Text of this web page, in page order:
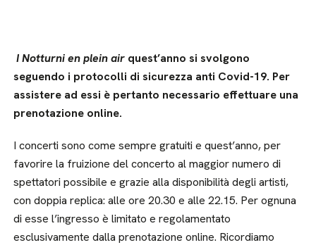
I Notturni en plein air quest’anno si svolgono
seguendo i protocolli di sicurezza anti Covid-19. Per
assistere ad essi è pertanto necessario effettuare una
prenotazione online.
I concerti sono come sempre gratuiti e quest’anno, per
favorire la fruizione del concerto al maggior numero di
spettatori possibile e grazie alla disponibilità degli artisti,
con doppia replica: alle ore 20.30 e alle 22.15. Per ognuna
di esse l’ingresso è limitato e regolamentato
esclusivamente dalla prenotazione online. Ricordiamo